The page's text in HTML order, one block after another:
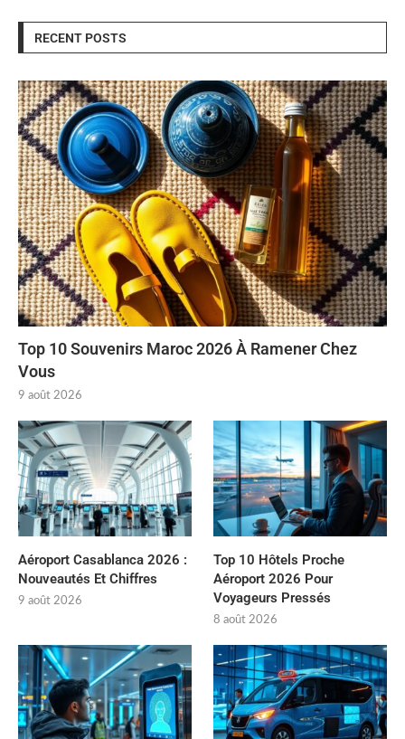
RECENT POSTS
Top 10 Souvenirs Maroc 2026 À Ramener Chez
Vous
9 août 2026
Aéroport Casablanca 2026 :
Nouveautés Et Chiffres
9 août 2026
Top 10 Hôtels Proche
Aéroport 2026 Pour
Voyageurs Pressés
8 août 2026